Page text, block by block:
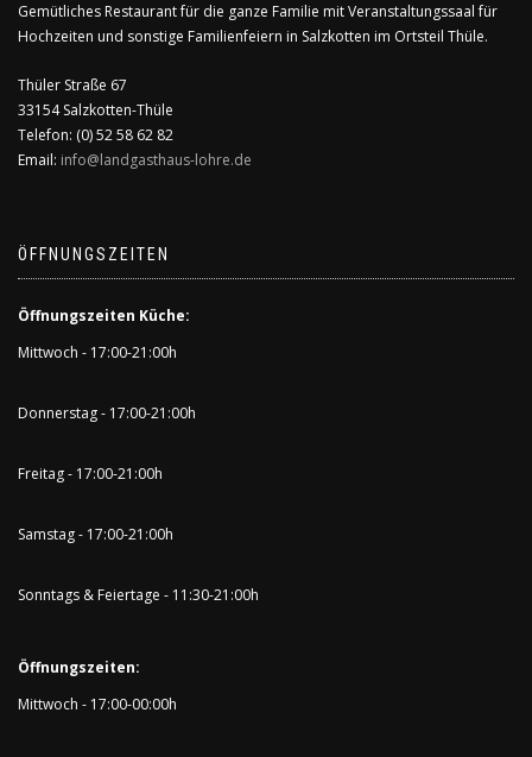
Gemütliches Restaurant für die ganze Familie mit Veranstaltungssaal für
Hochzeiten und sonstige Familienfeiern in Salzkotten im Ortsteil Thüle.
Thüler Straße 67
33154 Salzkotten-Thüle
Telefon: (0) 52 58 62 82
Email: info@landgasthaus-lohre.de
ÖFFNUNGSZEITEN
Öffnungszeiten Küche:
Mittwoch - 17:00-21:00h
Donnerstag - 17:00-21:00h
Freitag - 17:00-21:00h
Samstag - 17:00-21:00h
Sonntags & Feiertage - 11:30-21:00h
Öffnungszeiten:
Mittwoch - 17:00-00:00h